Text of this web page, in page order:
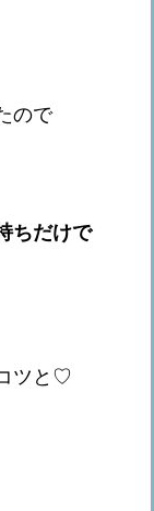
ので
ちだけで
ツと♡